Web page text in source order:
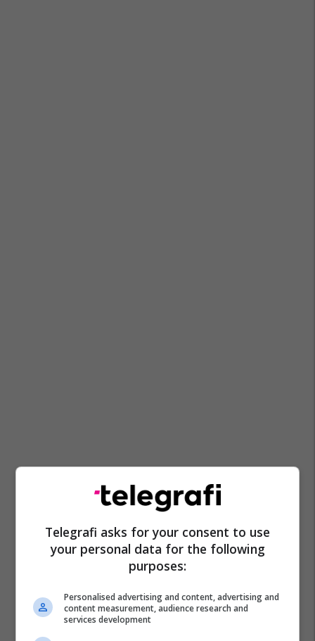
Telegrafi asks for your consent to use
your personal data for the following
purposes:
Personalised advertising and content, advertising and
content measurement, audience research and
services development